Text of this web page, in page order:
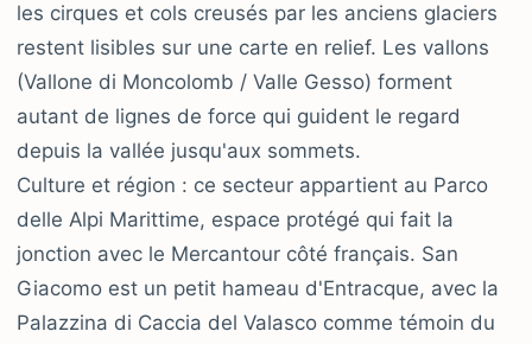
les cirques et cols creusés par les anciens glaciers
restent lisibles sur une carte en relief. Les vallons
(Vallone di Moncolomb / Valle Gesso) forment
autant de lignes de force qui guident le regard
depuis la vallée jusqu'aux sommets.
Culture et région : ce secteur appartient au Parco
delle Alpi Marittime, espace protégé qui fait la
jonction avec le Mercantour côté français. San
Giacomo est un petit hameau d'Entracque, avec la
Palazzina di Caccia del Valasco comme témoin du